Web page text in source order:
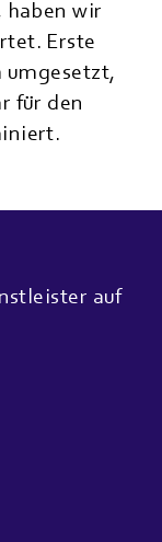
haben wir
Erste
für den
auf